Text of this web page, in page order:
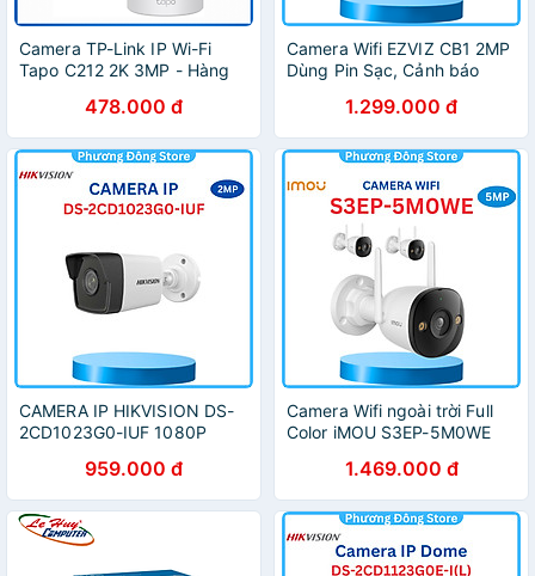
Camera TP-Link IP Wi-Fi
Tapo C212 2K 3MP - Hàng
478.000 đ
Camera Wifi EZVIZ CB1 2MP
Dùng Pin Sạc, Cảnh báo
báo - hàng chính hãng
1.299.000 đ
CAMERA IP HIKVISION DS-
2CD1023G0-IUF 1080P
Hàng chính hãng
959.000 đ
Camera Wifi ngoài trời Full
Color iMOU S3EP-5M0WE
(Bullet 3 3MP), Chống
ngược sáng, hồng ngoại
30m - Hàng chính hãng
1.469.000 đ